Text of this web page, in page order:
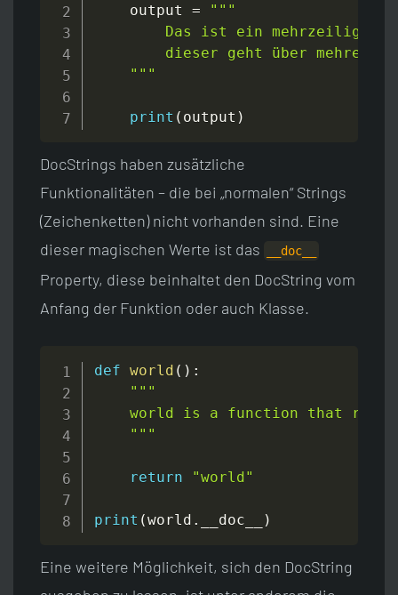
    output
=
"""
Das ist ein mehrzeiliger
dieser geht über mehrere
    """
print ( output )
DocStrings haben zusätzliche
Funktionalitäten – die bei „normalen“ Strings
(Zeichenketten) nicht vorhanden sind. Eine
dieser magischen Werte ist das
__doc__
Property, diese beinhaltet den DocString vom
Anfang der Funktion oder auch Klasse.
def world ( ) :
"""
world is a function that
    """
return "world"
print (world . __doc__ )
Eine weitere Möglichkeit, sich den DocString